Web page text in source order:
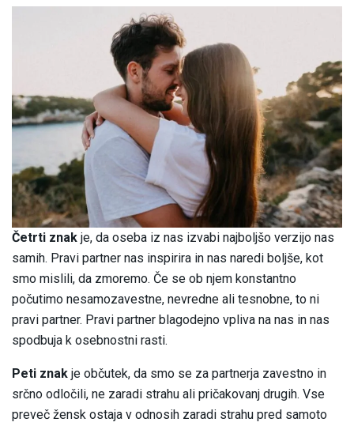
Četrti znak je, da oseba iz nas izvabi najboljšo verzijo nas
samih. Pravi partner nas inspirira in nas naredi boljše, kot
smo mislili, da zmoremo. Če se ob njem konstantno
počutimo nesamozavestne, nevredne ali tesnobne, to ni
pravi partner. Pravi partner blagodejno vpliva na nas in nas
spodbuja k osebnostni rasti.
Peti znak je občutek, da smo se za partnerja zavestno in
srčno odločili, ne zaradi strahu ali pričakovanj drugih. Vse
preveč žensk ostaja v odnosih zaradi strahu pred samoto